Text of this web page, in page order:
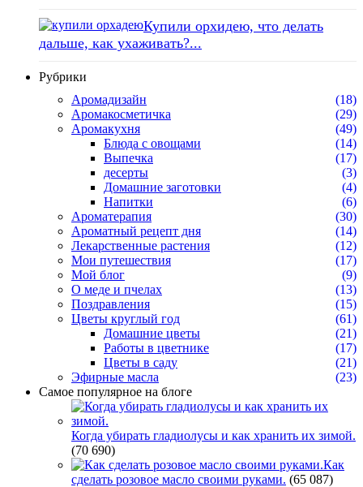
Купили орхидею, что делать
дальше, как ухаживать?...
Рубрики
Аромадизайн
(18)
Аромакосметичка
(29)
Аромакухня
(49)
Блюда с овощами
(14)
Выпечка
(17)
десерты
(3)
Домашние заготовки
(4)
Напитки
(6)
Ароматерапия
(30)
Ароматный рецепт дня
(14)
Лекарственные растения
(12)
Мои путешествия
(17)
Мой блог
(9)
О меде и пчелах
(13)
Поздравления
(15)
Цветы круглый год
(61)
Домашние цветы
(21)
Работы в цветнике
(17)
Цветы в саду
(21)
Эфирные масла
(23)
Самое популярное на блоге
Когда убирать гладиолусы и как хранить их зимой.
(70 690)
Как
сделать розовое масло своими руками. (65 087)